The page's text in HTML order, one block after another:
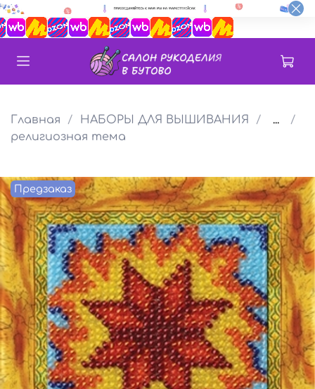
Главная НАБОРЫ ДЛЯ ВЫШИВАНИЯ
...
религиозная тема
Предзаказ